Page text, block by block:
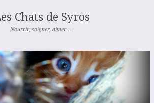
Chats de Syros
Nourrir, soigner, aimer …